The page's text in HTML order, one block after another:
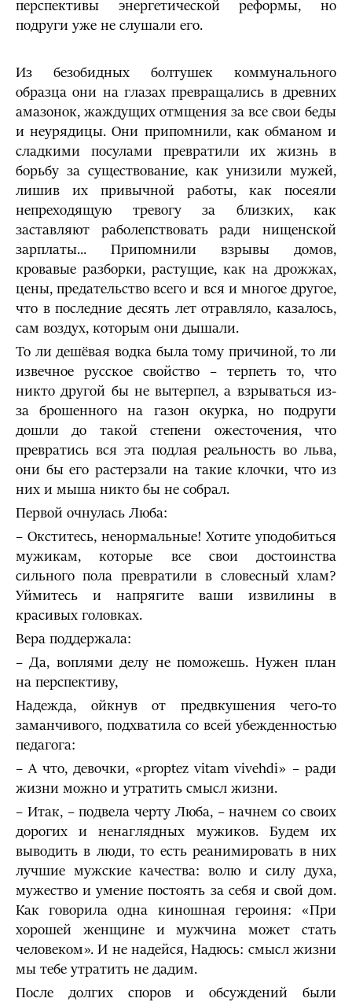
перспективы энергетической реформы, но
подруги уже не слушали его.
Из безобидных болтушек коммунального
образца они на глазах превращались в древних
амазонок, жаждущих отмщения за все свои беды
и неурядицы. Они припомнили, как обманом и
сладкими посулами превра­тили их жизнь в
борьбу за существование, как унизили мужей,
лишив их привычной работы, как посеяли
непреходящую тревогу за близких, как
заставляют раболепствовать ради нищенской
зарплаты... Припомнили взрывы домов,
кровавые разборки, растущие, как на дрожжах,
цены, предательство всего и вся и многое другое,
что в последние десять лет отравляло, казалось,
сам воздух, которым они дышали.
То ли дешёвая водка была тому причиной, то ли
извечное русское свойство – терпеть то, что
никто другой бы не вытерпел, а взрываться из-
за брошенного на газон окурка, но подруги
дошли до та­кой степени ожесточения, что
превратись вся эта подлая реальность во льва,
они бы его растерзали на такие клочки, что из
них и мыша никто бы не собрал.
Первой очнулась Люба:
– Окститесь, ненормальные! Хотите уподобиться
мужикам, которые все свои достоинства
сильного пола превратили в словесный хлам?
Уймитесь и напрягите ваши извилины в
красивых головках.
Вера поддержала:
– Да, воплями делу не поможешь. Нужен план
на перспективу,
Надежда, ойкнув от предвкушения чего-то
заманчивого, подхватила со всей убежденностью
педагога:
– А что, девочки, «proptez vitam vivehdi» – ради
жизни можно и утратить смысл жизни.
– Итак, – подвела черту Люба, – начнем со своих
дорогих и ненагляд­ных мужиков. Будем их
выводить в люди, то есть реанимировать в них
лучшие мужские качества: волю и силу духа,
мужество и умение постоять за себя и свой дом.
Как говорила одна киношная героиня: «При
хорошей женщине и мужчина может стать
человеком». И не надейся, Надюсь: смысл жизни
мы тебе утратить не дадим.
После долгих споров и обсуждений были